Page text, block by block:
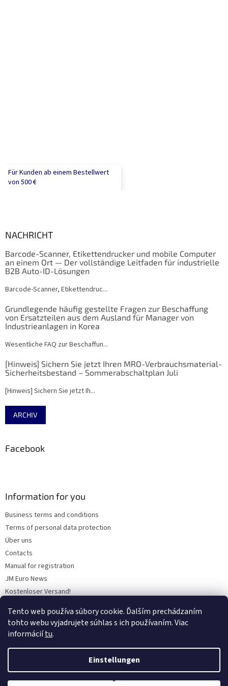
Tento web používa súbory cookie. Ďalším prechádzaním
tohto webu vyjadrujete súhlas s ich používaním. Viac
informáciítu.
Einstellungen
Für Kunden ab einem Bestellwert
von 500 €
NACHRICHT
Barcode-Scanner, Etikettendrucker und mobile Computer
an einem Ort — Der vollständige Leitfaden für industrielle
B2B Auto-ID-Lösungen
Barcode-Scanner, Etikettendruc...
Grundlegende häufig gestellte Fragen zur Beschaffung
von Ersatzteilen aus dem Ausland für Manager von
Industrieanlagen in Korea
Wesentliche FAQ zur Beschaffun...
[Hinweis] Sichern Sie jetzt Ihren MRO-Verbrauchsmaterial-
Sicherheitsbestand – Sommerabschaltplan Juli
[Hinweis] Sichern Sie jetzt Ih...
ARCHIV
Facebook
Information for you
Business terms and conditions
Terms of personal data protection
Über uns
Contacts
Manual for registration
JM Euro News
Kostenloser Versand!
Warum „Werksnutzung“ wählen?
Erstellt von Shoptet